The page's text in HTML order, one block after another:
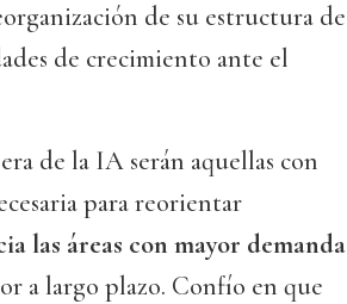
de su estructura de
de crecimiento ante el
de la IA serán aquellas con
para reorientar
las áreas con mayor demanda
a largo plazo. Confío en que